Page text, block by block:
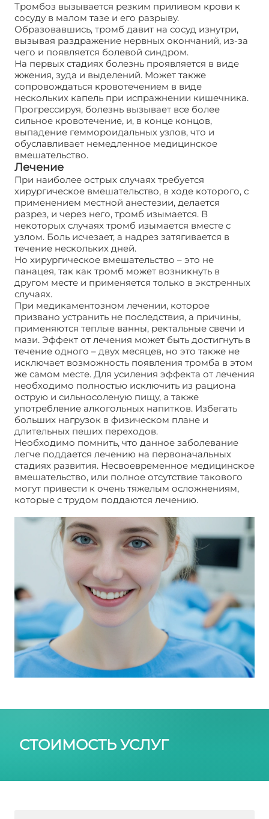
Тромбоз вызывается резким приливом крови к
сосуду в малом тазе и его разрыву.
Образовавшись, тромб давит на сосуд изнутри,
вызывая раздражение нервных окончаний, из-за
чего и появляется болевой синдром.
На первых стадиях болезнь проявляется в виде
жжения, зуда и выделений. Может также
сопровождаться кровотечением в виде
нескольких капель при испражнении кишечника.
Прогрессируя, болезнь вызывает все более
сильное кровотечение, и, в конце концов,
выпадение геммороидальных узлов, что и
обуславливает немедленное медицинское
вмешательство.
Лечение
При наиболее острых случаях требуется
хирургическое вмешательство, в ходе которого, с
применением местной анестезии, делается
разрез, и через него, тромб изымается. В
некоторых случаях тромб изымается вместе с
узлом. Боль исчезает, а надрез затягивается в
течение нескольких дней.
Но хирургическое вмешательство – это не
панацея, так как тромб может возникнуть в
другом месте и применяется только в экстренных
случаях.
При медикаментозном лечении, которое
призвано устранить не последствия, а причины,
применяются теплые ванны, ректальные свечи и
мази. Эффект от лечения может быть достигнуть в
течение одного – двух месяцев, но это также не
исключает возможность появления тромба в этом
же самом месте. Для усиления эффекта от лечения
необходимо полностью исключить из рациона
острую и сильносоленую пищу, а также
употребление алкогольных напитков. Избегать
больших нагрузок в физическом плане и
длительных пеших переходов.
Необходимо помнить, что данное заболевание
легче поддается лечению на первоначальных
стадиях развития. Несвоевременное медицинское
вмешательство, или полное отсутствие такового
могут привести к очень тяжелым осложнениям,
которые с трудом поддаются лечению.
СТОИМОСТЬ УСЛУГ